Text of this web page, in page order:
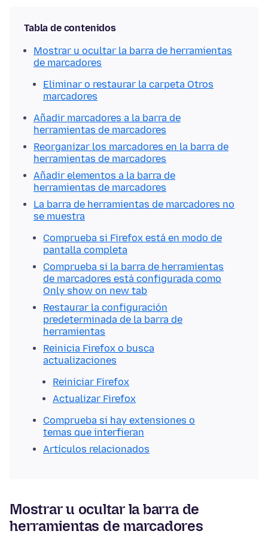
Tabla de contenidos
Mostrar u ocultar la barra de herramientas
de marcadores
Eliminar o restaurar la carpeta Otros
marcadores
Añadir marcadores a la barra de
herramientas de marcadores
Reorganizar los marcadores en la barra de
herramientas de marcadores
Añadir elementos a la barra de
herramientas de marcadores
La barra de herramientas de marcadores no
se muestra
Comprueba si Firefox está en modo de
pantalla completa
Comprueba si la barra de herramientas
de marcadores está configurada como
Only show on new tab
Restaurar la configuración
predeterminada de la barra de
herramientas
Reinicia Firefox o busca
actualizaciones
Reiniciar Firefox
Actualizar Firefox
Comprueba si hay extensiones o
temas que interfieran
Artículos relacionados
Mostrar u ocultar la barra de
herramientas de marcadores